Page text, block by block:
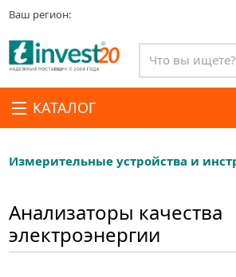
Ваш регион:
КАТАЛОГ
Измерительные устройства и
Анализаторы качества
электроэнергии